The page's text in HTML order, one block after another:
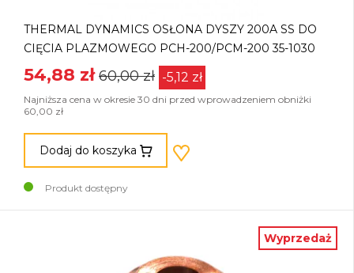
THERMAL DYNAMICS OSŁONA DYSZY 200A SS DO
CIĘCIA PLAZMOWEGO PCH-200/PCM-200 35-1030
54,88 zł 60,00 zł -5,12 zł
Najniższa cena w okresie 30 dni przed wprowadzeniem obniżki
60,00 zł
Dodaj do koszyka
Produkt dostępny
Wyprzedaż